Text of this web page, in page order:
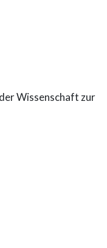
Wissenschaft zur